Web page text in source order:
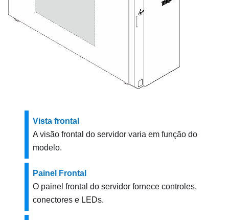
Vista frontal
A visão frontal do servidor varia em função do
modelo.
Painel Frontal
O painel frontal do servidor fornece controles,
conectores e LEDs.